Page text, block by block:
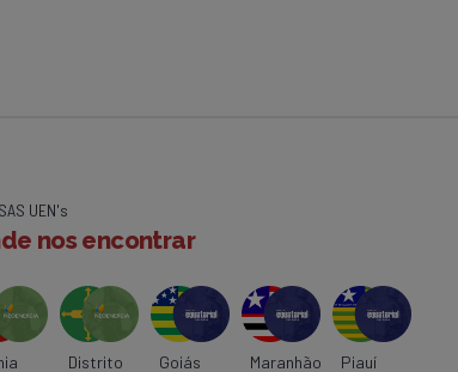
UEN's
nos encontrar
Distrito
Goiás Maranhão Piauí